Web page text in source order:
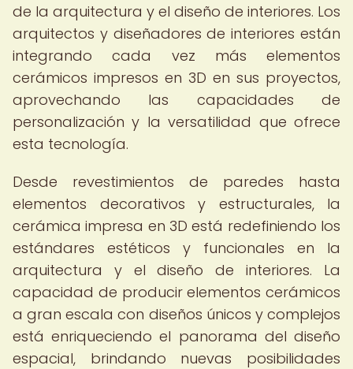
de la arquitectura y el diseño de interiores. Los
arquitectos y diseñadores de interiores están
integrando cada vez más elementos
cerámicos impresos en 3D en sus proyectos,
aprovechando las capacidades de
personalización y la versatilidad que ofrece
esta tecnología.
Desde revestimientos de paredes hasta
elementos decorativos y estructurales, la
cerámica impresa en 3D está redefiniendo los
estándares estéticos y funcionales en la
arquitectura y el diseño de interiores. La
capacidad de producir elementos cerámicos
a gran escala con diseños únicos y complejos
está enriqueciendo el panorama del diseño
espacial, brindando nuevas posibilidades